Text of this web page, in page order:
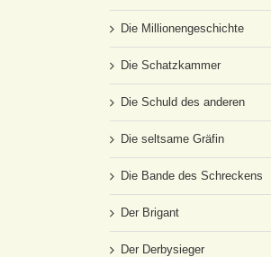
Die Millionengeschichte
Die Schatzkammer
Die Schuld des anderen
Die seltsame Gräfin
Die Bande des Schreckens
Der Brigant
Der Derbysieger